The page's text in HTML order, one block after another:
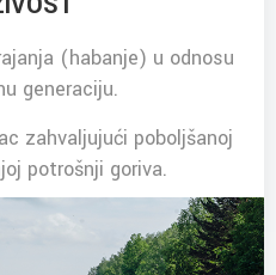
(habanje) u odnosu
generaciju.
zahvaljujući poboljšanoj
potrošnji goriva.